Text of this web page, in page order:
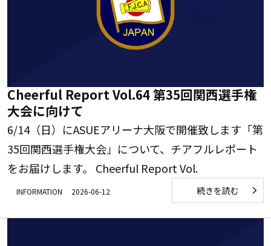
Cheerful Report Vol.64 第35回関西選手権
大会に向けて
6/14（日）にASUEアリーナ大阪で開催致します「第
35回関西選手権大会」について、チアフルレポート
をお届けします。 Cheerful Report Vol.
INFORMATION 2026-06-12 続きを読む